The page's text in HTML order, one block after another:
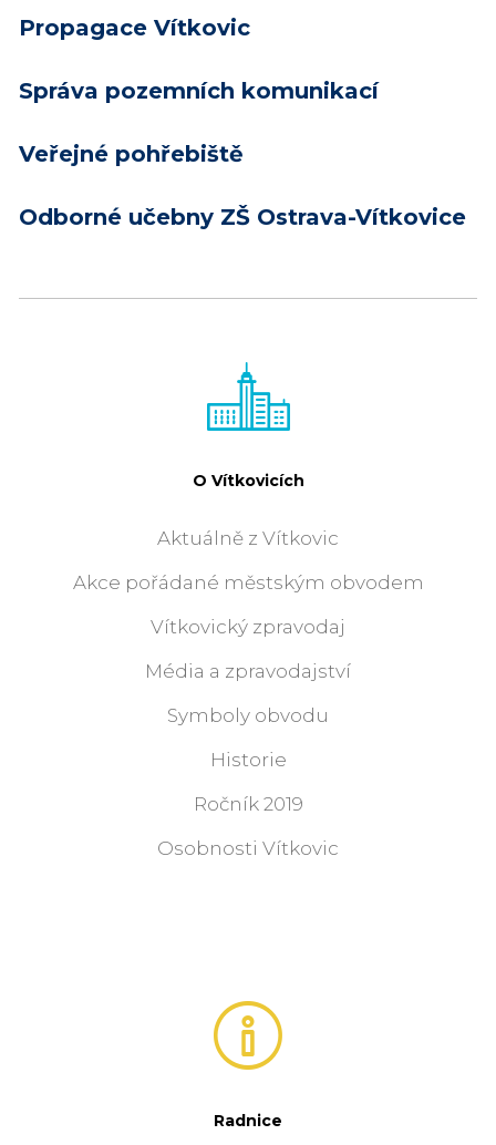
Propagace Vítkovic
Správa pozemních komunikací
Veřejné pohřebiště
Odborné učebny ZŠ Ostrava-Vítkovice
O Vítkovicích
Aktuálně z Vítkovic
Akce pořádané městským obvodem
Vítkovický zpravodaj
Média a zpravodajství
Symboly obvodu
Historie
Ročník 2019
Osobnosti Vítkovic
Radnice